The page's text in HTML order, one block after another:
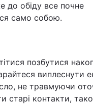
до обіду все почне
само собою.
позбутися
виплеснути
не травмуючи
старі контакти,